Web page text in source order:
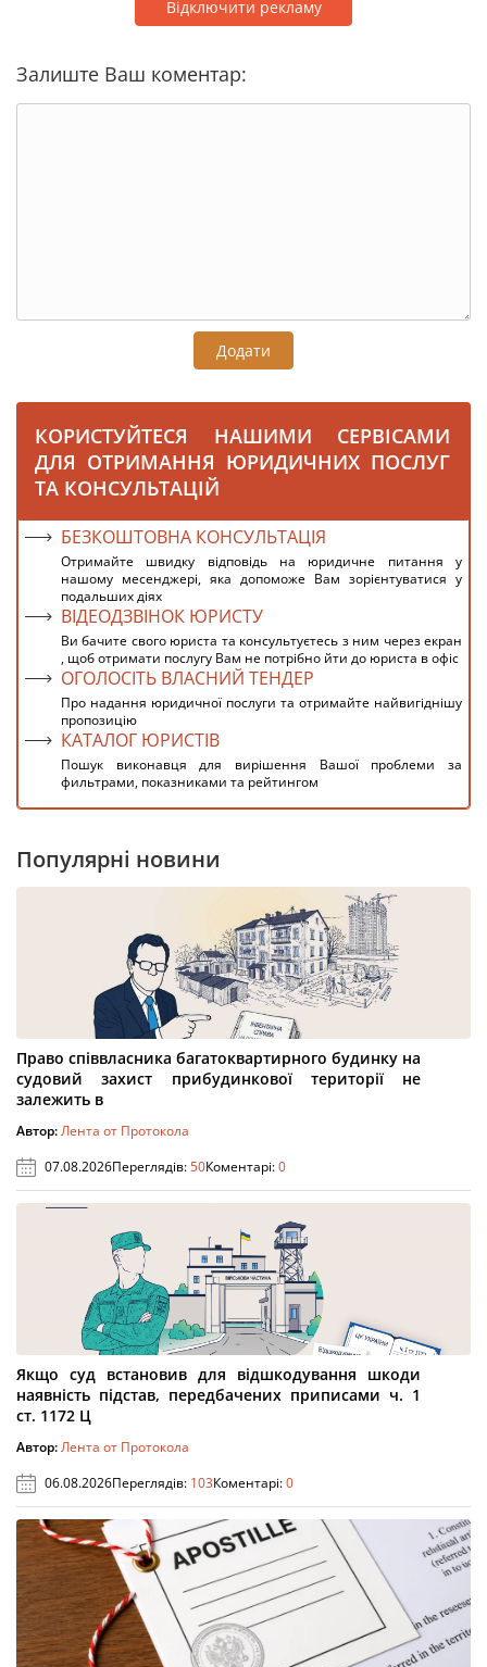
Відключити рекламу
Залиште Ваш коментар:
Додати
КОРИСТУЙТЕСЯ НАШИМИ СЕРВІСАМИ
ДЛЯ ОТРИМАННЯ ЮРИДИЧНИХ ПОСЛУГ
ТА КОНСУЛЬТАЦІЙ
БЕЗКОШТОВНА КОНСУЛЬТАЦІЯ
Отримайте швидку відповідь на юридичне питання у
нашому месенджері, яка допоможе Вам зорієнтуватися у
подальших діях
ВІДЕОДЗВІНОК ЮРИСТУ
Ви бачите свого юриста та консультуєтесь з ним через екран
, щоб отримати послугу Вам не потрібно йти до юриста в офіс
ОГОЛОСІТЬ ВЛАСНИЙ ТЕНДЕР
Про надання юридичної послуги та отримайте найвигіднішу
пропозицію
КАТАЛОГ ЮРИСТІВ
Пошук виконавця для вирішення Вашої проблеми за
фильтрами, показниками та рейтингом
Популярні новини
Право співвласника багатоквартирного будинку на
судовий захист прибудинкової території не
залежить в
Автор:Лента от Протокола
07.08.2026Переглядів:50Коментарі:0
Якщо суд встановив для відшкодування шкоди
наявність підстав, передбачених приписами ч. 1
ст. 1172 Ц
Автор:Лента от Протокола
06.08.2026Переглядів: 103Коментарі:0